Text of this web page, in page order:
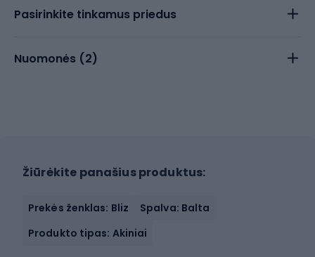
Pasirinkite tinkamus priedus
Nuomonės (2)
Žiūrėkite panašius produktus:
Prekės ženklas: Bliz
Spalva: Balta
Produkto tipas: Akiniai